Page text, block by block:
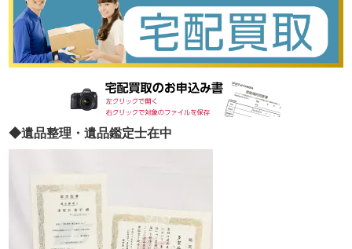
◆遺品整理・遺品鑑定士在中